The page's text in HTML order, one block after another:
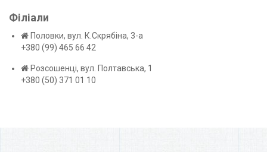
Філіали
Половки, вул. К.Скрябіна, 3-а
+380 (99) 465 66 42
Розсошенці, вул. Полтавська, 1
+380 (50) 371 01 10